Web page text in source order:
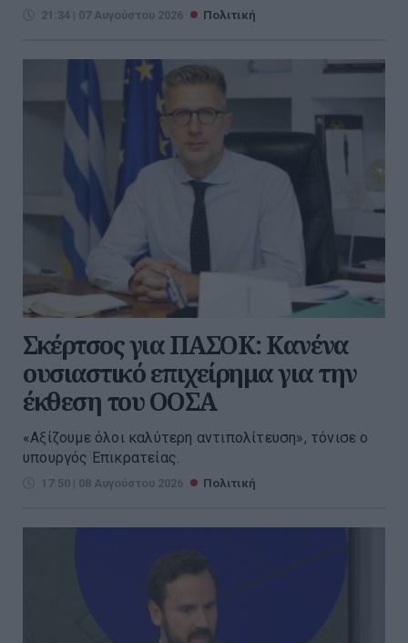
21:34 | 07 Αυγούστου 2026 Πολιτική
Σκέρτσος για ΠΑΣΟΚ: Κανένα
ουσιαστικό επιχείρημα για την
έκθεση του ΟΟΣΑ
«Αξίζουμε όλοι καλύτερη αντιπολίτευση», τόνισε ο
υπουργός Επικρατείας.
17:50 | 08 Αυγούστου 2026 Πολιτική